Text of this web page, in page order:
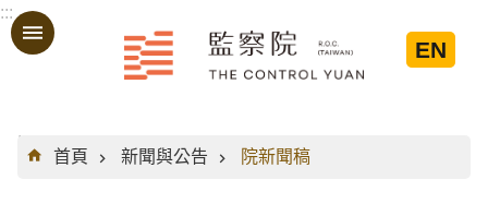
跳到主要內容區塊
:::
EN
:::
首頁
新聞與公告 院新聞稿